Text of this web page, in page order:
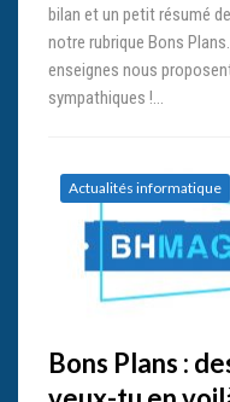
bilan et un petit résumé
notre rubrique Bons
enseignes nous
sympathiques !…
Actualités informatique
Bons Plans :